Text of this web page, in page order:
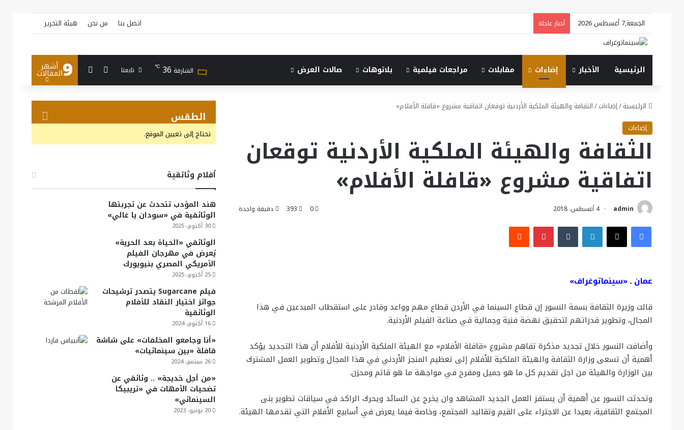
الجمعة,7 أغسطس 2026 أخبار عاجلة اتصل بنا من نحن هيئة التحرير
الرئيسية الأخبار إضاءات مقابلات مراجعات فيلمية بلاتوهات صالات العرض الشارقة 36
℃ تابعنا إضافة عمود جانبي
بحث عن
9 أشهر
المقالات
الرئيسية/إضاءات/الثقافة والهيئة الملكية الأردنية توقعان اتفاقية مشروع «قافلة الأفلام»
إضاءات
الثقافة والهيئة الملكية الأردنية توقعان
اتفاقية مشروع «قافلة الأفلام»
admin 4 أغسطس، 2018 0
393 دقيقة واحدة
فيسبوكX لينكدإن بينتيريست
عمان ـ «سينماتوغراف»
قالت وزيرة الثقافة بسمة النسور إن قطاع السينما في الأردن قطاع مهم وواعد وقادر على استقطاب المبدعين في هذا
المجال، وتطوير قدراتهم لتحقيق نهضة فنية وجمالية في صناعة الفيلم الأردنية.
وأضافت النسور خلال تجديد مذكرة تفاهم مشروع «قافلة الأفلام» مع الهيئة الملكية الأردنية للأفلام أن هذا التجديد يؤكد
أهمية أن تسعى وزارة الثقافة والهيئة الملكية للأفلام إلى تعظيم المنجز الأردني في هذا المجال وتطوير العمل المشترك
بين الوزارة والهيئة من اجل تقديم كل ما هو جميل ومفرح في مواجهة ما هو قاتم ومحزن.
وتحدثت النسور عن أهمية أن يستفز العمل الجديد المشاهد وان يخرج عن السائد ويحرك الراكد في سياقات تطوير بنى
المجتمع الثقافية، بعيدا عن الاجتراء على القيم وتقاليد المجتمع، وخاصة فيما يعرض في أسابيع الأفلام التي تقدمها الهيئة.
الطقس
تحتاج إلى تعيين الموقع.
أفلام وثائقية
هند المؤدب تتحدث عن تجربتها
الوثائقية في «سودان يا غالي»
30 أكتوبر، 2025
الوثائقي «الحياة بعد الحرية»
يُعرض في مهرجان الفيلم
الأمريكي المصري بنيويورك
25 أكتوبر، 2025
فيلم Sugarcane يتصدر ترشيحات
جوائز اختيار النقاد للأفلام
الوثائقية
16 أكتوبر، 2024
«أنا وجامعو المخلفات» على شاشة
قافلة «بين سينمائيات»
26 سبتمبر، 2024
«من أجل خديجة» .. وثائقي عن
تضحيات الأمهات في «تريبيكا
السينمائي»
20 يونيو، 2023